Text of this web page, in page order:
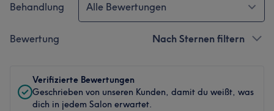
Behandlung Alle Bewertungen
Bewertung Nach Sternen filtern
Verifizierte Bewertungen
Geschrieben von unseren Kunden, damit du weißt, was
dich in jedem Salon erwartet.